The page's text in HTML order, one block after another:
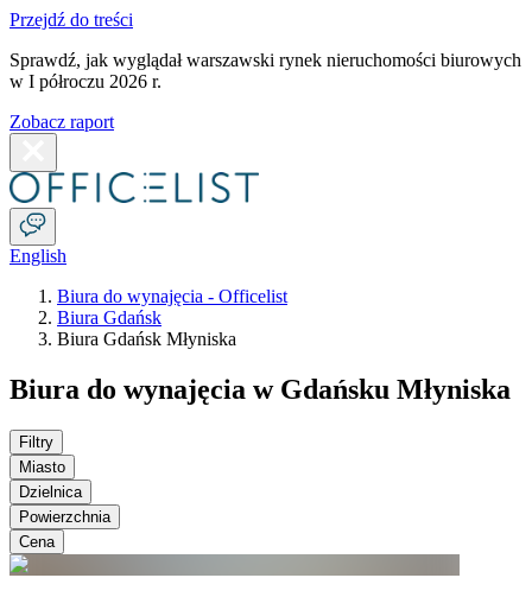
Przejdź do treści
Sprawdź, jak wyglądał warszawski rynek nieruchomości biurowych
w I półroczu 2026 r.
Zobacz raport
English
Biura do wynajęcia - Officelist
Biura Gdańsk
Biura Gdańsk Młyniska
Biura do wynajęcia w Gdańsku Młyniska
Filtry
Miasto
Dzielnica
Powierzchnia
Cena